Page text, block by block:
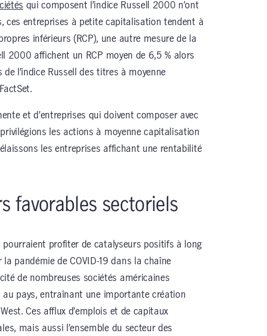
qui composent l’indice Russell 2000 n’ont
ces entreprises à petite capitalisation tendent à
inférieurs (RCP), une autre mesure de la
2000 affichent un RCP moyen de 6,5 % alors
de l’indice Russell des titres à moyenne
et d’entreprises qui doivent composer avec
les actions à moyenne capitalisation
les entreprises affichant une rentabilité
favorables sectoriels
profiter de catalyseurs positifs à long
pandémie de COVID-19 dans la chaîne
de nombreuses sociétés américaines
au pays, entraînant une importante création
Ces afflux d’emplois et de capitaux
mais aussi l’ensemble du secteur des